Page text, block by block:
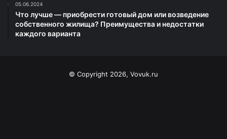
05.06.2024
Что лучше — приобрести готовый дом или возведение
собственного жилища? Преимущества и недостатки
каждого варианта
© Copyright 2026, Vovuk.ru